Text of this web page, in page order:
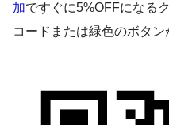
加ですぐに5%OFFになる
コードまたは緑色のボタン